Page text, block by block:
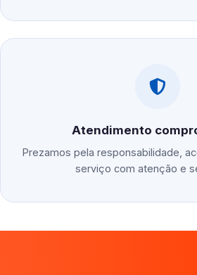
Atendimento
Prezamos pela responsabilidade,
serviço com atenção e